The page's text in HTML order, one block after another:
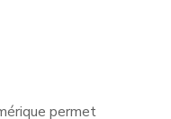
permet